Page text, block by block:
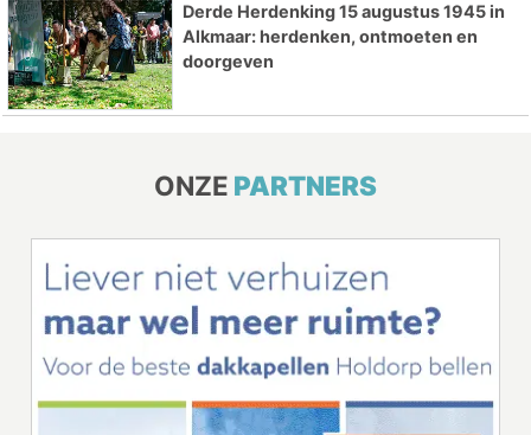
Derde Herdenking 15 augustus 1945 in
Alkmaar: herdenken, ontmoeten en
doorgeven
ONZE PARTNERS